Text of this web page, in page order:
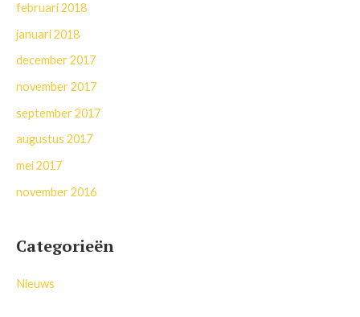
februari 2018
januari 2018
december 2017
november 2017
september 2017
augustus 2017
mei 2017
november 2016
Categorieën
Nieuws